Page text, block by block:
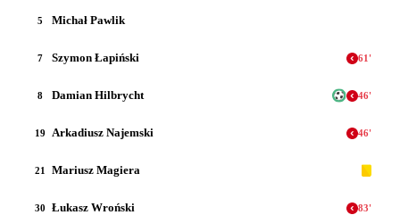
5 Michał Pawlik
7 Szymon Łapiński 61 '
8 Damian Hilbrycht 46'
19 Arkadiusz Najemski 46'
21 Mariusz Magiera
30 Łukasz Wroński 83'